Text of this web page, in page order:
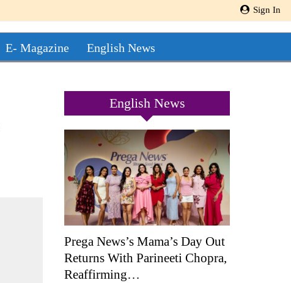
Sign In
E- Magazine English News
English News
Prega News’s Mama’s Day Out
Returns With Parineeti Chopra,
Reaffirming…